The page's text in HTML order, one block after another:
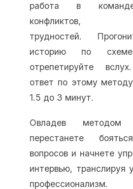
работа в
конфликтов,
трудностей.
историю по
отрепетируйте
ответ по этому
1.5 до 3 минут.
Овладев
перестанете
вопросов и начнете
интервью, транслируя
профессионализм.